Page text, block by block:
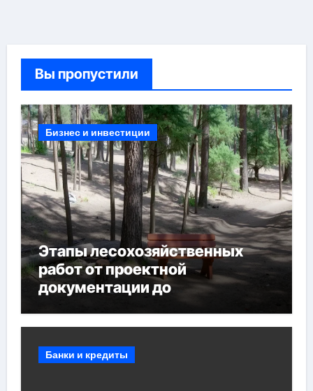
Вы пропустили
Бизнес и инвестиции
Этапы лесохозяйственных
работ от проектной
документации до
мероприятий и обустройства
Банки и кредиты